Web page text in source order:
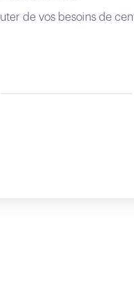
de vos besoins de